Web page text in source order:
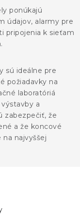
ponúkajú
údajov, alarmy pre
pripojenia k sieťam
sú ideálne pre
požiadavky na
laboratóriá
a
zabezpečiť, že
a že koncové
najvyššej